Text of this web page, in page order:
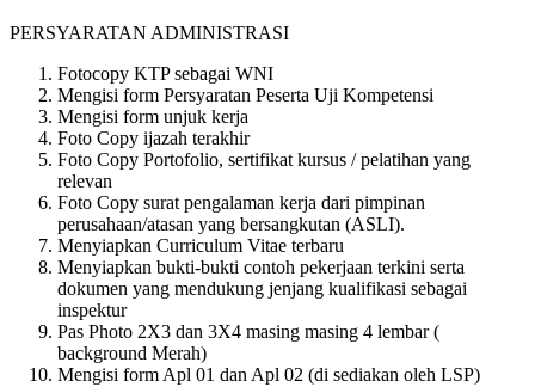
PERSYARATAN ADMINISTRASI
Fotocopy KTP sebagai WNI
Mengisi form Persyaratan Peserta Uji Kompetensi
Mengisi form unjuk kerja
Foto Copy ijazah terakhir
Foto Copy Portofolio, sertifikat kursus / pelatihan yang
relevan
Foto Copy surat pengalaman kerja dari pimpinan
perusahaan/atasan yang bersangkutan (ASLI).
Menyiapkan Curriculum Vitae terbaru
Menyiapkan bukti-bukti contoh pekerjaan terkini serta
dokumen yang mendukung jenjang kualifikasi sebagai
inspektur
Pas Photo 2X3 dan 3X4 masing masing 4 lembar (
background Merah)
Mengisi form Apl 01 dan Apl 02 (di sediakan oleh LSP)